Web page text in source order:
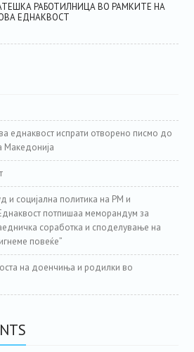
РАБОТИЛНИЦА ВО РАМКИТЕ НА
ЕДНАКВОСТ
еднаквост испрати отворено писмо до
Македонија
и социјална политика на РМ и
потпишаа меморандум за
соработка и споделување на
повеќе”
на доенчиња и родилки во